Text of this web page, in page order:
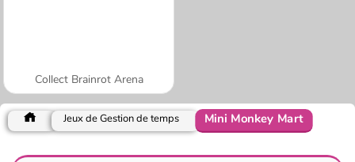
Collect Brainrot Arena
Jeux de Gestion de temps Mini Monkey Mart